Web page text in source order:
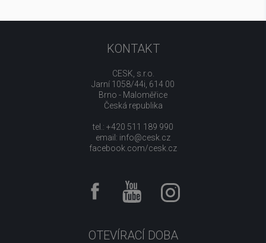
KONTAKT
CESK, s.r.o.
Jarní 1058/44i, 614 00
Brno - Maloměřice
Česká republika
tel.: +420 511 189 990
email: info@cesk.cz
facebook.com/cesk.cz
OTEVÍRACÍ DOBA